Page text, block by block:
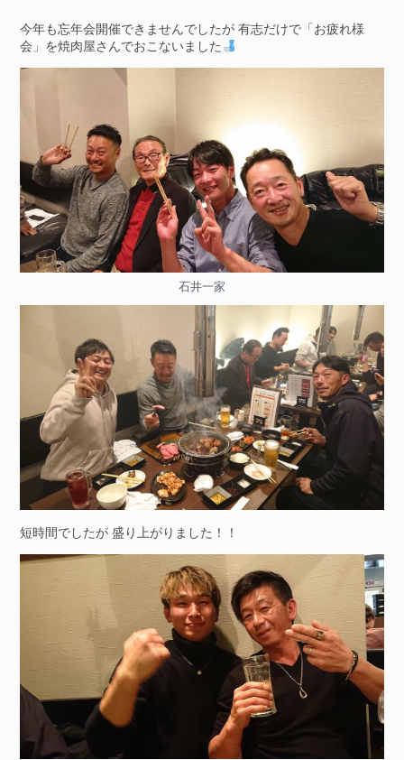
今年も忘年会開催できませんでしたが 有志だけで「お疲れ様
会」を焼肉屋さんでおこないました
石井一家
短時間でしたが 盛り上がりました！！